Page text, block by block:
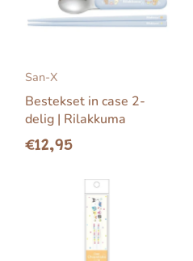
San-X
Bestekset in case 2-
delig | Rilakkuma
€12,95